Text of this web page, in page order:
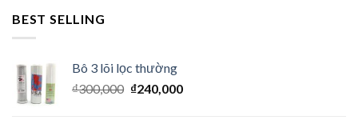
BEST SELLING
Bô 3 lõi lọc thường
₫300,000 ₫240,000